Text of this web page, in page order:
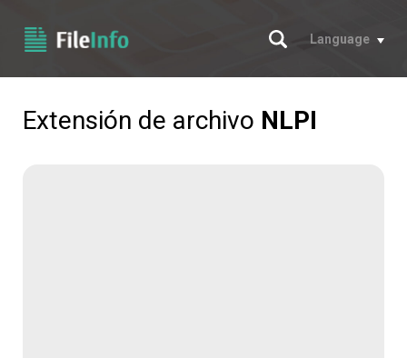
Buscar
Language
Extensión de archivo NLPI